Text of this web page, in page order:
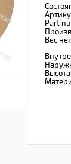
Part
Вес
Высота: